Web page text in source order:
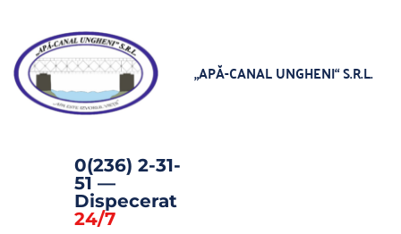
„APĂ-CANAL UNGHENI“ S.R.L.
0(236) 2-31-
51 —
24/7